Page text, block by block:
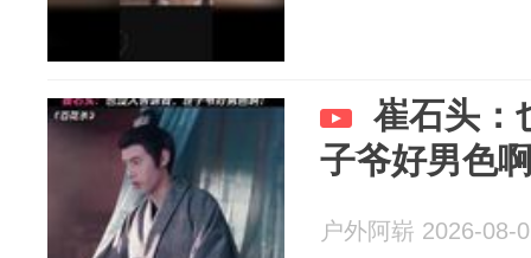
崔石头：
子爷好男色
户外阿崭 2026-08-